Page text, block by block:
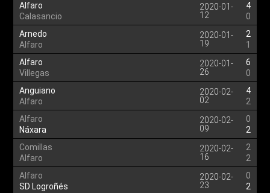
Alfaro
Calasancio
2020-01-
12
4
0
Arnedo
Alfaro
2020-01-
19
2
1
Alfaro
Villegas
2020-01-
26
6
0
Anguiano
Alfaro
2020-02-
02
4
2
Alfaro
Náxara
2020-02-
09
0
2
Comillas
Alfaro
2020-02-
16
2
2
Alfaro
SD Logroñés
2020-02-
23
0
2